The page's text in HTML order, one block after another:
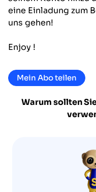
eine Einladung zum
uns gehen!
Enjoy !
Mein Abo teilen
Warum sollten